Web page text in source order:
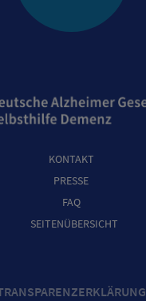
KONTAKT
PRESSE
FAQ
SEITENÜBERSICHT